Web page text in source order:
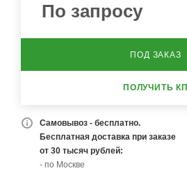
По запросу
ПОД ЗАКАЗ
ПОЛУЧИТЬ КП
Самовывоз - бесплатно.
Бесплатная доставка при заказе
от 30 тысяч рублей:
- по Москве